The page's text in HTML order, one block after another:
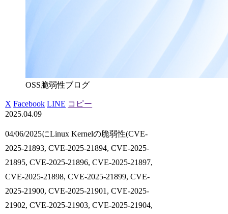
OSS脆弱性ブログ
X Facebook LINE コピー
2025.04.09
04/06/2025にLinux Kernelの脆弱性(CVE-
2025-21893, CVE-2025-21894, CVE-2025-
21895, CVE-2025-21896, CVE-2025-21897,
CVE-2025-21898, CVE-2025-21899, CVE-
2025-21900, CVE-2025-21901, CVE-2025-
21902, CVE-2025-21903, CVE-2025-21904,